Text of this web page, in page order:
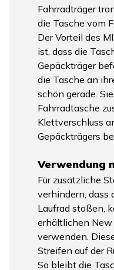
Fahrradträger
die Tasche vom
Der Vorteil des
ist, dass die
Gepäckträger
die Tasche an
schön gerade.
Fahrradtasche
Klettverschluss
Gepäckträgers
Verwendung
Für zusätzliche
verhindern, dass
Laufrad stoßen,
erhältlichen
verwenden.
Streifen auf der
So bleibt die